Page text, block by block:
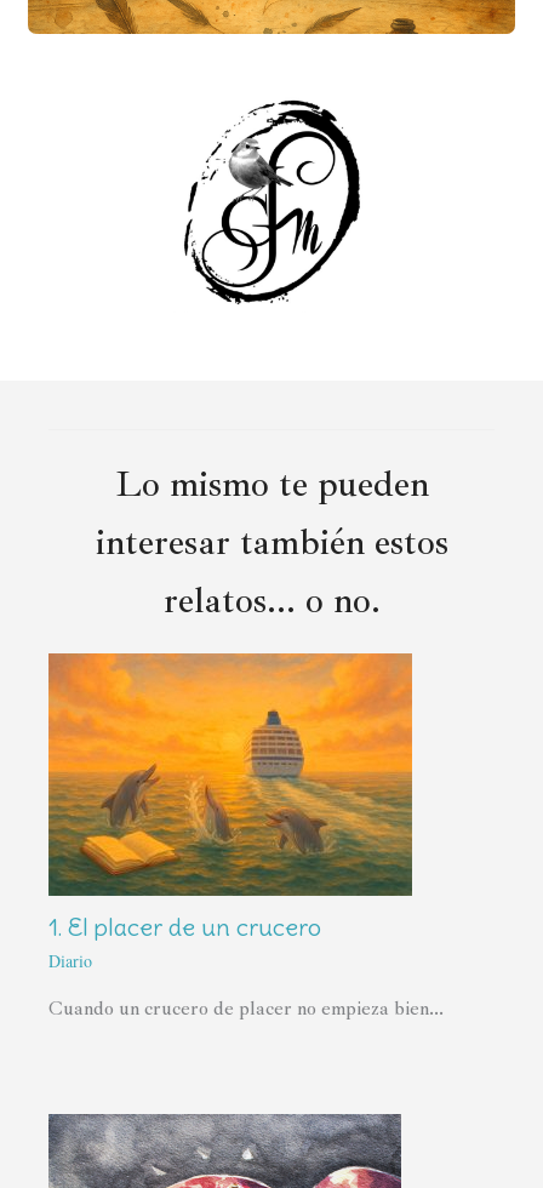
Lo mismo te pueden
interesar también estos
relatos... o no.
1. El placer de un crucero
Diario
Cuando un crucero de placer no empieza bien...